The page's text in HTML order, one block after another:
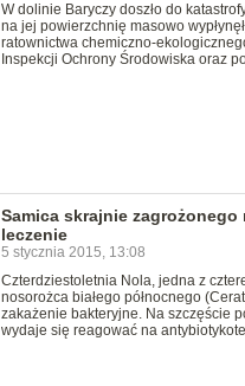
W dolinie Baryczy doszło do
na jej powierzchnię masowo
ratownictwa chemiczno-
Inspekcji Ochrony Środowiska oraz
Samica skrajnie zagrożonego
leczenie
5 stycznia 2015, 13:08
Czterdziestoletnia Nola, jedna z
nosorożca białego północnego
zakażenie bakteryjne. Na szczęście
wydaje się reagować na